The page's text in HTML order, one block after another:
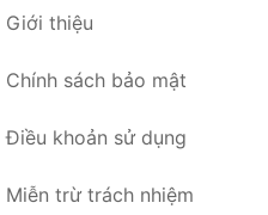
Giới thiệu
Chính sách bảo mật
Điều khoản sử dụng
Miễn trừ trách nhiệm